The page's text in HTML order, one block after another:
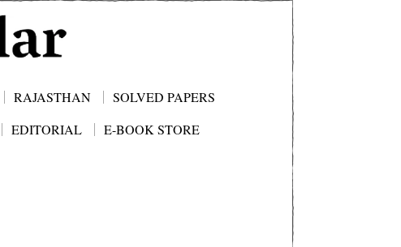
RAJASTHAN
SOLVED PAPERS
EDITORIAL
E-BOOK STORE